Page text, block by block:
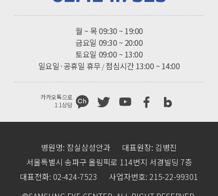
진료시간
월 ~ 목09:30 ~ 19:00
금요일 09:30 ~ 20:00
토요일 09:00 ~ 13:00
일요일·공휴일 휴무 /점심시간 13:00 ~ 14:00
카카오톡으로
1:1상담
병원명: 잠실삼성안과
대표원장: 김병진
서울특별시 송파구 올림픽로 114번지 서경빌딩 7층
대표전화: 02-424-7523
사업자번호: 215-22-99301